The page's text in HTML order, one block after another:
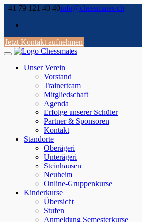
Skip
content
+41 79 121 40 40info@chessmates.ch
Jetzt Kontakt aufnehmen
Unser Verein
Vorstand
Trainerteam
Mitgliedschaft
Agenda
Erfolge unserer Schüler
Partner & Sponsoren
Kontakt
Standorte
Oberägeri
Unterägeri
Steinhausen
Neuheim
Online-Gruppenkurse
Kinderkurse
Übersicht
Stufen
Anmeldung Semesterkurse